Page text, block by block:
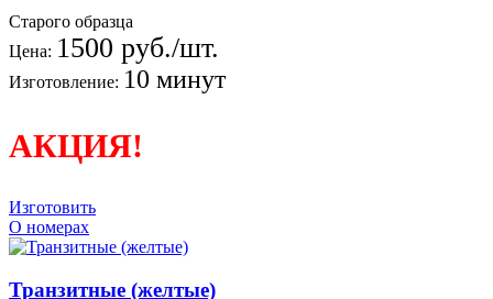
Старого образца
Цена: 1500 руб./шт.
Изготовление: 10 минут
АКЦИЯ!
Изготовить
О номерах
Транзитные (желтые)